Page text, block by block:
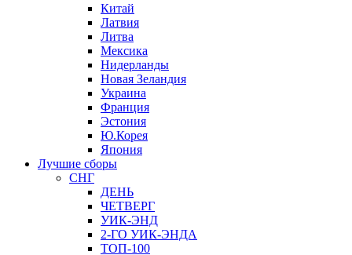
Китай
Латвия
Литва
Мексика
Нидерланды
Новая Зеландия
Украина
Франция
Эстония
Ю.Корея
Япония
Лучшие сборы
СНГ
ДЕНЬ
ЧЕТВЕРГ
УИК-ЭНД
2-ГО УИК-ЭНДА
ТОП-100